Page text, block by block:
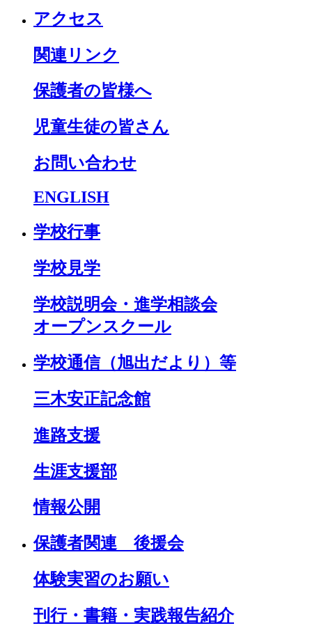
アクセス
関連リンク
保護者の皆様へ
児童生徒の皆さん
お問い合わせ
ENGLISH
学校行事
学校見学
学校説明会・進学相談会
オープンスクール
学校通信（旭出だより）等
三木安正記念館
進路支援
生涯支援部
情報公開
保護者関連 後援会
体験実習のお願い
刊行・書籍・実践報告紹介